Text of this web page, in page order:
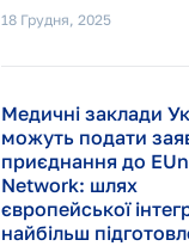
18 Грудня, 2025
Медичні заклади
можуть подати
приєднання до
Network: шлях
європейської
найбільш